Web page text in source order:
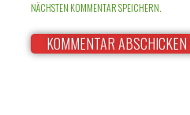
NÄCHSTEN KOMMENTAR SPEICHERN.